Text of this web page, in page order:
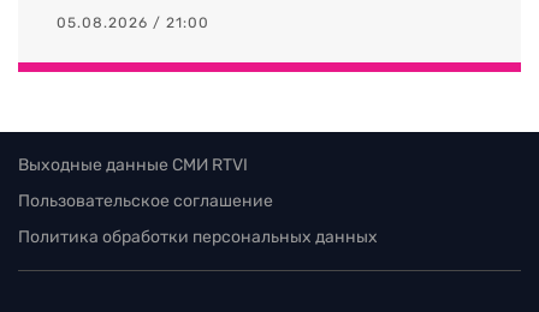
05.08.2026 / 21:00
Выходные данные СМИ RTVI
Пользовательское соглашение
Политика обработки персональных данных